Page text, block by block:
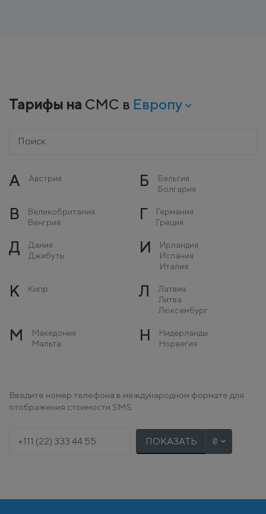
Тарифы на СМС в Европу
А Австрия Б
Бельгия
Болгария
В
Великобритания
Венгрия
Г
Германия
Греция
Д
Дания
Джибуты
И
Ирландия
Испания
Италия
К Кипр Л
Латвия
Литва
Люксембург
М
Македония
Мальта
Н
Нидерланды
Норвегия
О П
Португалия
Словакия
Словения
Введите номер телефона в международном формате для
отображения стоимости SMS
ПОКАЗАТЬ